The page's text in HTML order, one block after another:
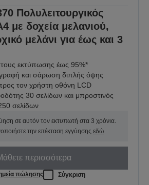
Πολυλειτουργικός
με δοχεία μελανιού,
μελάνι για έως και 3
εκτύπωσης έως 95%*
και σάρωση διπλής όψης
τον χρήστη οθόνη LCD
30 σελίδων και μπροστινός
σελίδων
σε αυτόν τον εκτυπωτή στα 3 χρόνια.
την επέκταση εγγύησης εδώ
περισσότερα
πώλησης Σύγκριση